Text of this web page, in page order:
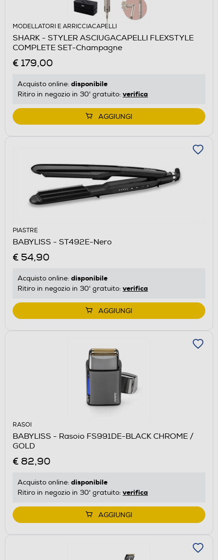
MODELLATORI E ARRICCIACAPELLI
SHARK - STYLER ASCIUGACAPELLI FLEXSTYLE
COMPLETE SET-Champagne
€ 179,00
Acquisto online: disponibile
Ritiro in negozio in 30' gratuito: verifica
AGGIUNGI
PIASTRE
BABYLISS - ST492E-Nero
€ 54,90
Acquisto online: disponibile
Ritiro in negozio in 30' gratuito: verifica
AGGIUNGI
RASOI
BABYLISS - Rasoio FS991DE-BLACK CHROME /
GOLD
€ 82,90
Acquisto online: disponibile
Ritiro in negozio in 30' gratuito: verifica
AGGIUNGI